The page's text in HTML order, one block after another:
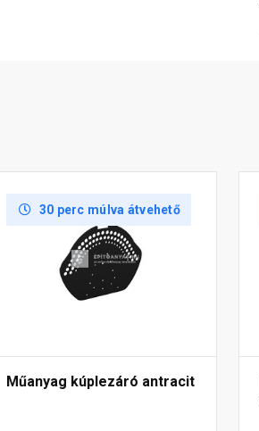
30 perc múlva átvehető
Műanyag kúplezáró antracit